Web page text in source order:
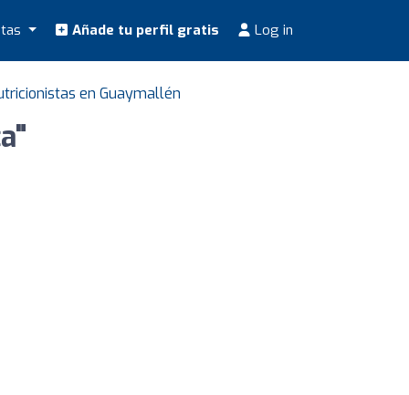
Añade tu perfil gratis Log in
en Guaymallén